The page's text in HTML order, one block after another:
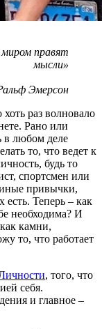
правят
мысли»
Эмерсон
раз волновало
Рано или
в любом деле
то, что ведет к
будь то
спортсмен или
привычки,
Теперь – как
необходима? И
камни,
то, что работает
, того, что
себя.
и главное –